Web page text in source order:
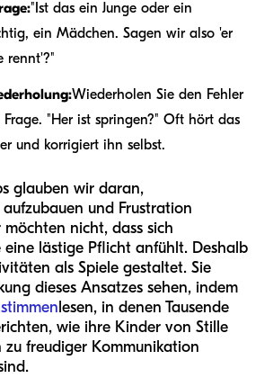
"Ist das ein Junge oder ein
ein Mädchen. Sagen wir also 'er
rennt'?"
Wiederholen Sie den Fehler
"Her ist springen?" Oft hört das
und korrigiert ihn selbst.
glauben wir daran,
und Frustration
nicht, dass sich
eine lästige Pflicht anfühlt. Deshalb
als Spiele gestaltet. Sie
dieses Ansatzes sehen, indem
lesen, in denen Tausende
wie ihre Kinder von Stille
zu freudiger Kommunikation